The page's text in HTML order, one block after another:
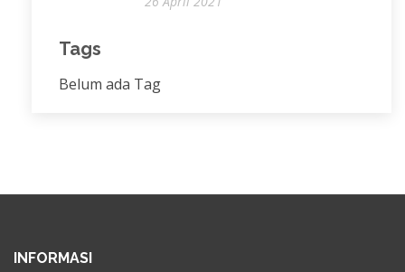
Tags
Belum ada Tag
INFORMASI